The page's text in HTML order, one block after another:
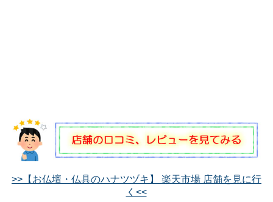
>>【お仏壇・仏具のハナツヅキ】 楽天市場 店舗を見に行
く<<